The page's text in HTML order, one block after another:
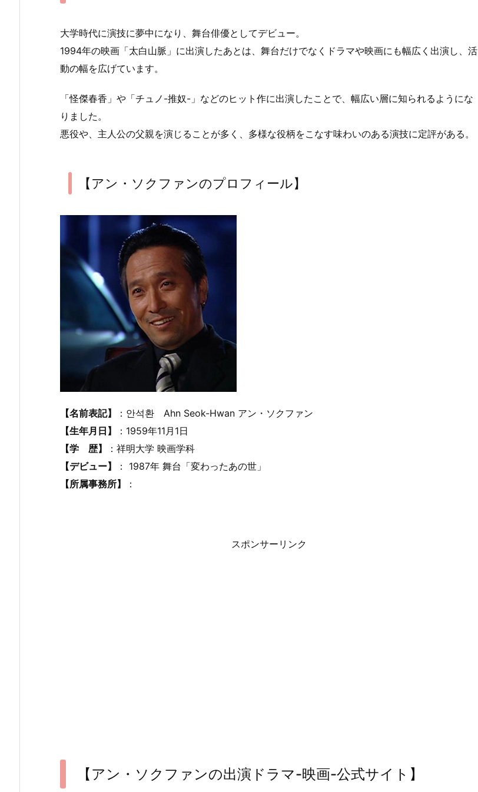
大学時代に演技に夢中になり、舞台俳優としてデビュー。
1994年の映画「太白山脈」に出演したあとは、舞台だけでなくドラマや映画にも幅広く出演し、活
動の幅を広げています。
「怪傑春香」や「チュノ-推奴-」などのヒット作に出演したことで、幅広い層に知られるようにな
りました。
悪役や、主人公の父親を演じることが多く、多様な役柄をこなす味わいのある演技に定評がある。
【アン・ソクファンのプロフィール】
【名前表記】
：안석환 Ahn Seok-Hwan アン・ソクファン
【生年月日】
：1959年11月1日
【学 歴】
：祥明大学 映画学科
【デビュー】
： 1987年 舞台「変わったあの世」
【所属事務所】
：
スポンサーリンク
【アン・ソクファンの出演ドラマ-映画-公式サイト】